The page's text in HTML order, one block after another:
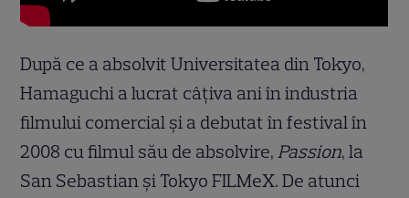
După ce a absolvit Universitatea din Tokyo,
Hamaguchi a lucrat câțiva ani în industria
filmului comercial și a debutat în festival în
2008 cu filmul său de absolvire,Passion, la
San Sebastian și Tokyo FILMeX. De atunci